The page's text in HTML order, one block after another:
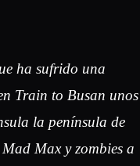
ha sufrido una
Train to Busan unos
la península de
Max y zombies a